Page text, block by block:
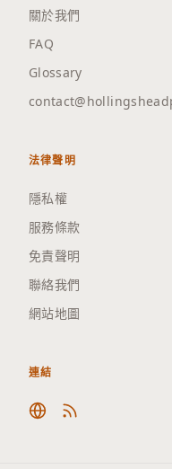
關於我們
FAQ
Glossary
法律聲明
隱私權
服務條款
免責聲明
聯絡我們
網站地圖
連結